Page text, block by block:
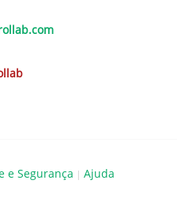
e Segurança | Ajuda